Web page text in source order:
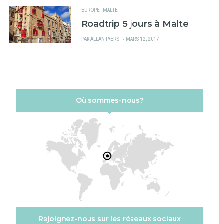
EUROPE MALTE
Roadtrip 5 jours à Malte
PARALLANTVERS
PUBLIÉ
MARS 12, 2017
Où sommes-nous?
Rejoignez-nous sur les réseaux sociaux